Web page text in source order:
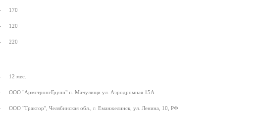
170
120
220
12 мес.
ООО "АрмстронгГрупп" п. Мачулищи ул. Аэродромная 15А
ООО "Трактор", Челябинская обл., г. Еманжелинск, ул. Ленина, 10, РФ